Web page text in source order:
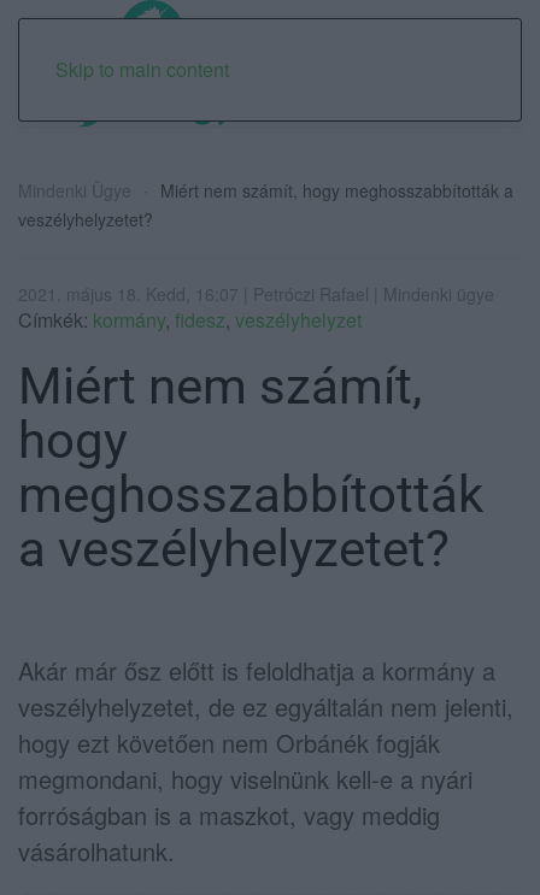
Skip to main content
Mindenki Ügye
Miért nem számít, hogy meghosszabbították a
veszélyhelyzetet?
2021. május 18. Kedd, 16:07 | Petróczi Rafael | Mindenki ügye
Címkék: kormány, fidesz, veszélyhelyzet
Miért nem számít,
hogy
meghosszabbították
a veszélyhelyzetet?
Akár már ősz előtt is feloldhatja a kormány a
veszélyhelyzetet, de ez egyáltalán nem jelenti,
hogy ezt követően nem Orbánék fogják
megmondani, hogy viselnünk kell-e a nyári
forróságban is a maszkot, vagy meddig
vásárolhatunk.